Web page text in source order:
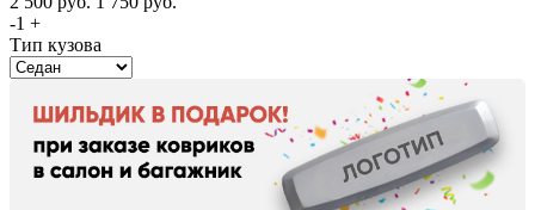
-1 +
Тип кузова